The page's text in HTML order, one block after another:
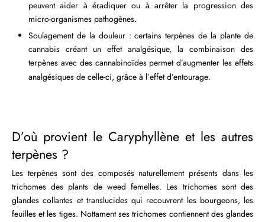
peuvent aider à éradiquer ou à arrêter la progression des
micro-organismes pathogènes.
Soulagement de la douleur : certains terpènes de la plante de
cannabis créant un effet analgésique, la combinaison des
terpènes avec des cannabinoïdes permet d’augmenter les effets
analgésiques de celle-ci, grâce à l’effet d’entourage.
D’où provient le Caryphyllène et les autres
terpènes ?
Les terpènes sont des composés naturellement présents dans les
trichomes des plants de weed femelles. Les trichomes sont des
glandes collantes et translucides qui recouvrent les bourgeons, les
feuilles et les tiges. Nottament ses trichomes contiennent des glandes